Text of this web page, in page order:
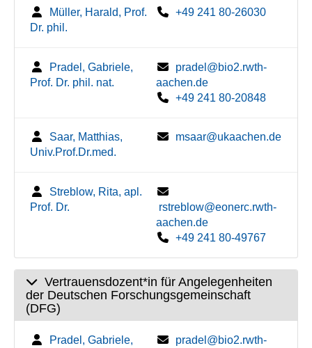
Müller, Harald, Prof.
Dr. phil.
+49 241 80-26030
Pradel, Gabriele,
Prof. Dr. phil. nat.
pradel@bio2.rwth-
aachen.de
+49 241 80-20848
Saar, Matthias,
Univ.Prof.Dr.med.
msaar@ukaachen.de
Streblow, Rita, apl.
Prof. Dr.
rstreblow@eonerc.rwth-
aachen.de
+49 241 80-49767
Vertrauensdozent*in für Angelegenheiten
der Deutschen Forschungsgemeinschaft
(DFG)
Pradel, Gabriele,
pradel@bio2.rwth-